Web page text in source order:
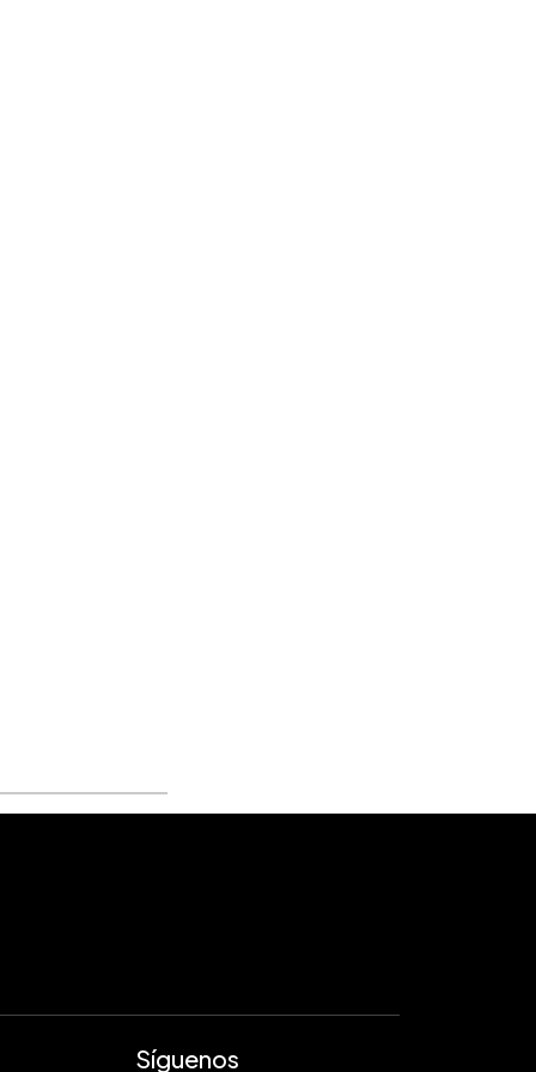
Síguenos